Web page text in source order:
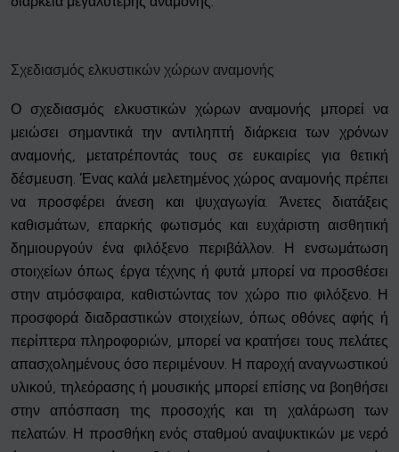
Σχεδιασμός ελκυστικών χώρων αναμονής
Ο σχεδιασμός ελκυστικών χώρων αναμονής μπορεί να
μειώσει σημαντικά την αντιληπτή διάρκεια των χρόνων
αναμονής, μετατρέποντάς τους σε ευκαιρίες για θετική
δέσμευση. Ένας καλά μελετημένος χώρος αναμονής πρέπει
να προσφέρει άνεση και ψυχαγωγία. Άνετες διατάξεις
καθισμάτων, επαρκής φωτισμός και ευχάριστη αισθητική
δημιουργούν ένα φιλόξενο περιβάλλον. Η ενσωμάτωση
στοιχείων όπως έργα τέχνης ή φυτά μπορεί να προσθέσει
στην ατμόσφαιρα, καθιστώντας τον χώρο πιο φιλόξενο. Η
προσφορά διαδραστικών στοιχείων, όπως οθόνες αφής ή
περίπτερα πληροφοριών, μπορεί να κρατήσει τους πελάτες
απασχολημένους όσο περιμένουν. Η παροχή αναγνωστικού
υλικού, τηλεόρασης ή μουσικής μπορεί επίσης να βοηθήσει
στην απόσπαση της προσοχής και τη χαλάρωση των
πελατών. Η προσθήκη ενός σταθμού αναψυκτικών με νερό